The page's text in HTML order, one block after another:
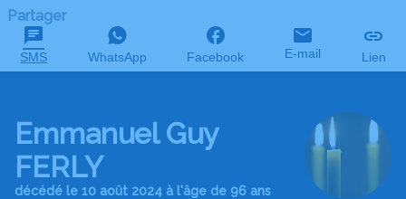
Partager
SMS WhatsApp Facebook E-mail Lien
Emmanuel Guy
FERLY
décédé le 10 août 2024 à l'âge de 96 ans